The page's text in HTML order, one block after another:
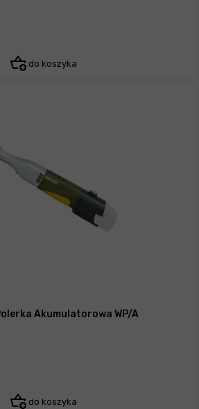
do koszyka
Akumulatorowa WP/A
do koszyka